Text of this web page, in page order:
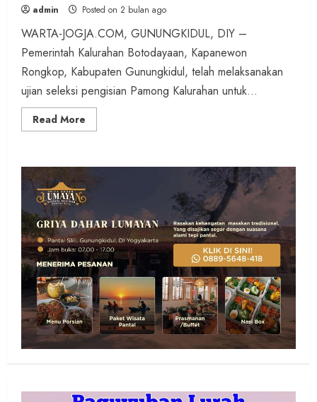
admin Posted on 2 bulan ago
WARTA-JOGJA.COM, GUNUNGKIDUL, DIY –
Pemerintah Kalurahan Botodayaan, Kapanewon
Rongkop, Kabupaten Gunungkidul, telah melaksanakan
ujian seleksi pengisian Pamong Kalurahan untuk...
Read More
more
Pamong
Kalurahan
Botodayaan
Berakhir,
Dua
Nama
Ini
Raih
Skor
Tertinggi